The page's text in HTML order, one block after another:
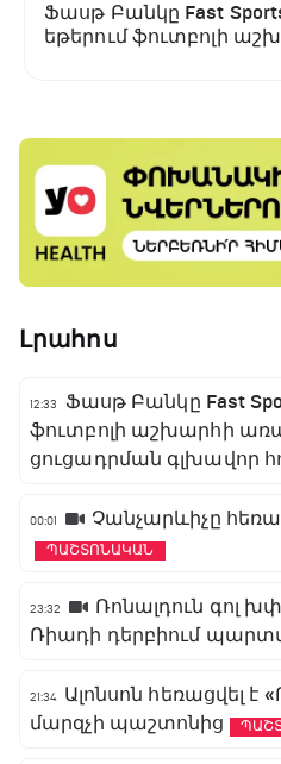
Ֆասթ Բանկը Fast
եթերում ֆուտբոլի
Լրահոս
12:33
Ֆասթ Բանկը Fast
ֆուտբոլի աշխարհի
ցուցադրման գլխավոր
00:01 Չանչարևիչը
ՊԱՇՏՈՆԱԿԱՆ
23:32
Ռոնալդուն գոլ
Ռիադի դերբիում
21:34 Ալոնսոն հեռացվել է
մարզչի պաշտոնից